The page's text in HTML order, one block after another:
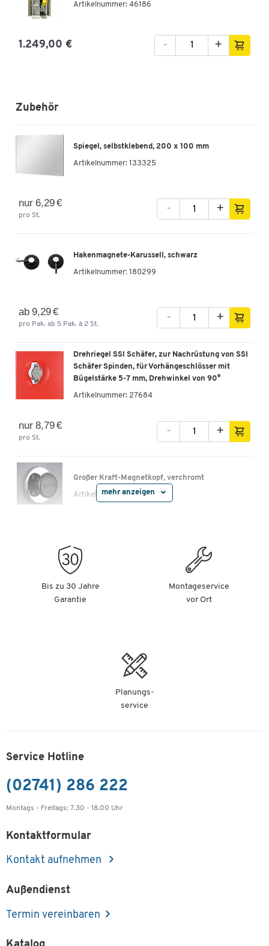
Artikelnummer: 46186
1.249,00 € +
-
Zubehör
Spiegel, selbstklebend, 200 x 100 mm
Artikelnummer: 133325
nur 6,29 €
pro St.
- +
Hakenmagnete-Karussell, schwarz
Artikelnummer: 180299
ab 9,29 €
pro Pak. ab 5 Pak. à 2 St.
- +
Drehriegel SSI Schäfer, zur Nachrüstung von SSI
Schäfer Spinden, für Vorhängeschlösser mit
Bügelstärke 5-7 mm, Drehwinkel von 90°
Artikelnummer: 27684
nur 8,79 €
pro St.
- +
Großer Kraft-Magnetkopf, verchromt
Artikelnummer: 880652
pro St. ab 5 St.
mehr anzeigen
Bis zu 30 Jahre
Garantie
Montageservice
vor Ort
Planungs-
service
Service Hotline
(02741) 286 222
Montags - Freitags: 7.30 - 18.00 Uhr
Kontaktformular
Kontakt aufnehmen
Außendienst
Termin vereinbaren